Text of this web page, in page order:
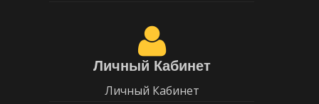
Личный Кабинет
Личный Кабинет